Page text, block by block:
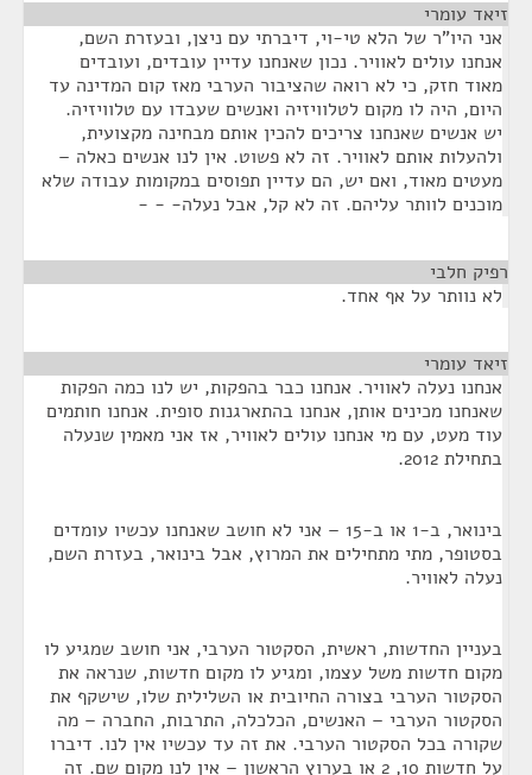
זיאד עומרי
אני היו"ר של הלא טי-וי, דיברתי עם ניצן, ובעזרת השם,
אנחנו עולים לאוויר. נכון שאנחנו עדיין עובדים, ועובדים
מאוד חזק, כי לא רואה שהציבור הערבי מאז קום המדינה עד
היום, היה לו מקום לטלוויזיה ואנשים שעבדו עם טלוויזיה.
יש אנשים שאנחנו צריכים להכין אותם מבחינה מקצועית,
ולהעלות אותם לאוויר. זה לא פשוט. אין לנו אנשים כאלה –
מעטים מאוד, ואם יש, הם עדיין תפוסים במקומות עבודה שלא
מוכנים לוותר עליהם. זה לא קל, אבל נעלה- - -
רפיק חלבי
לא נוותר על אף אחד.
זיאד עומרי
אנחנו נעלה לאוויר. אנחנו כבר בהפקות, יש לנו כמה הפקות
שאנחנו מכינים אותן, אנחנו בהתארגנות סופית. אנחנו חותמים
עוד מעט, עם מי אנחנו עולים לאוויר, אז אני מאמין שנעלה
בתחילת 2012.
בינואר, ב-1 או ב-15 – אני לא חושב שאנחנו עכשיו עומדים
בסטופר, מתי מתחילים את המרוץ, אבל בינואר, בעזרת השם,
נעלה לאוויר.
בעניין החדשות, ראשית, הסקטור הערבי, אני חושב שמגיע לו
מקום חדשות משל עצמו, ומגיע לו מקום חדשות, שנראה את
הסקטור הערבי בצורה החיובית או השלילית שלו, שישקף את
הסקטור הערבי – האנשים, הכלכלה, התרבות, החברה – מה
שקורה בכל הסקטור הערבי. את זה עד עכשיו אין לנו. דיברו
על חדשות 10, 2 או בערוץ הראשון – אין לנו מקום שם. זה